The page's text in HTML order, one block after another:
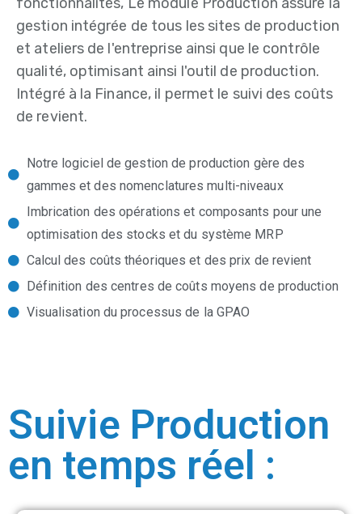
gestion intégrée de tous les sites de production
et ateliers de l'entreprise ainsi que le contrôle
qualité, optimisant ainsi l'outil de production.
Intégré à la Finance, il permet le suivi des coûts
de revient.
Notre logiciel de gestion de production gère des
gammes et des nomenclatures multi-niveaux
Imbrication des opérations et composants pour une
optimisation des stocks et du système MRP
Calcul des coûts théoriques et des prix de revient
Définition des centres de coûts moyens de production
Visualisation du processus de la GPAO
Suivie Production
en temps réel :